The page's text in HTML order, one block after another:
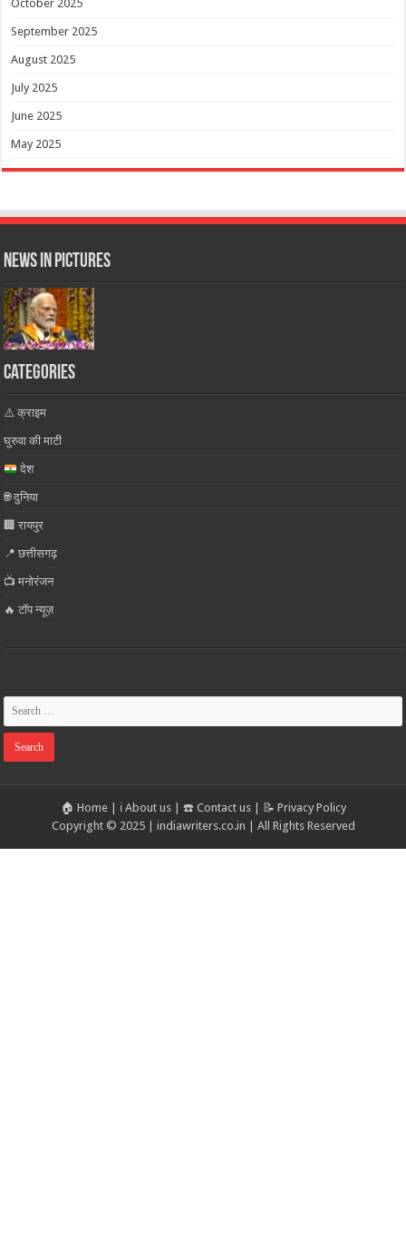
October 2025
September 2025
August 2025
July 2025
June 2025
May 2025
News in Pictures
Categories
⚠️ क्राइम
घुरुवा की माटी
देश
🌐 दुनिया
🏢 रायपुर
📍 छत्तीसगढ़
📺 मनोरंजन
🔥 टॉप न्यूज़
🏠 Home| ℹ️ About us| ☎️ Contact us|
📝 Privacy Policy
Copyright © 2025 | indiawriters.co.in | All Rights Reserved